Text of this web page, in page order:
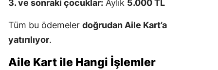
3. ve sonraki çocuklar: Aylık 5.000 TL
Tüm bu ödemeler doğrudan Aile Kart’a
yatırılıyor.
Aile Kart ile Hangi İşlemler